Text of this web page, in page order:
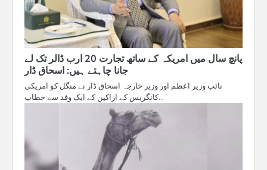
پانچ سال میں امریکہ کے ساتھ تجارت 20 ارب ڈالر تک لے
جانا چاہتے ہیں: اسحاق ڈار
نائب وزیر اعظم اور وزیر خارجہ اسحاق ڈار نے منگل کو امریکی
کانگریس کے اراکین کے ایک وفد سے خطاب…